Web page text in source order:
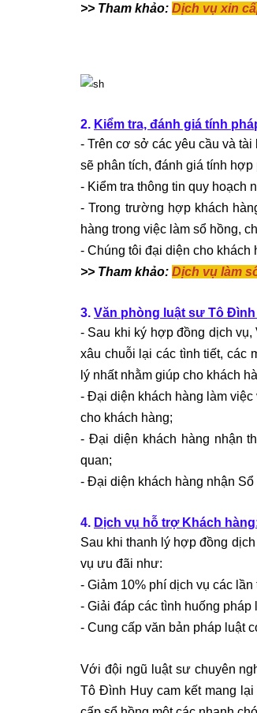
>> Tham khảo: Dịch vụ xin
2. Kiểm tra, đánh giá tính
-Trên cơ sở các yêu cầu và
sẽ phân tích, đánh giá tính
- Kiểm tra thông tin quy hoạch
-Trong trường hợp khách
hàng trong việc làm sổ hồng,
- Chúng tôi đại diện cho khách
>> Tham khảo: Dịch vụ làm
3. Văn phòng luật sư Tô
- Sau khi ký hợp đồng dịch
xâu chuỗi lại các tình tiết, các
lý nhất nhằm giúp cho khách
- Đại diện khách hàng làm
cho khách hàng;
- Đại diện khách hàng nhận
quan;
- Đại diện khách hàng nhận Sổ
4. Dịch vụ hỗ trợ Khách
Sau khi thanh lý hợp đồng
vụ ưu đãi như:
- Giảm 10% phí dịch vụ các lần
- Giải đáp các tình huống
- Cung cấp văn bản pháp luật
Với đội ngũ luật sư chuyên
Tô Đình Huy cam kết mang